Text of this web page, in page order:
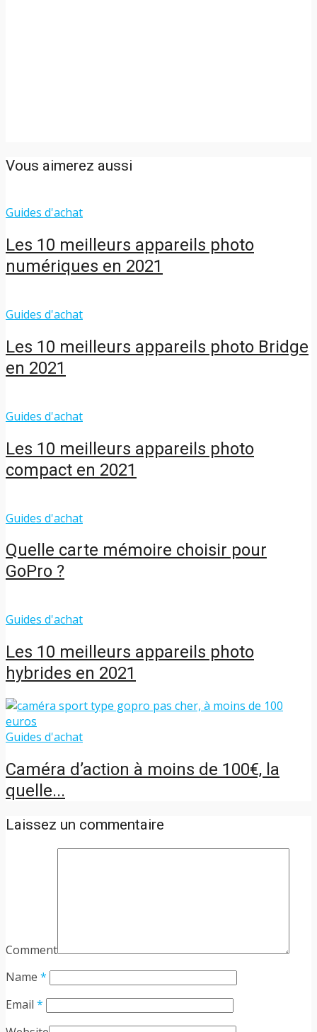
Vous aimerez aussi
Guides d'achat
Les 10 meilleurs appareils photo
numériques en 2021
Guides d'achat
Les 10 meilleurs appareils photo Bridge
en 2021
Guides d'achat
Les 10 meilleurs appareils photo
compact en 2021
Guides d'achat
Quelle carte mémoire choisir pour
GoPro ?
Guides d'achat
Les 10 meilleurs appareils photo
hybrides en 2021
Guides d'achat
Caméra d’action à moins de 100€, la
quelle...
Laissez un commentaire
Comment
Name *
Email *